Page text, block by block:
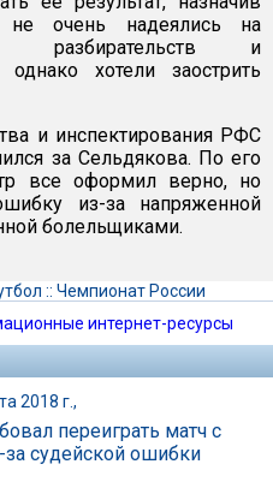
не очень надеялись на
разбирательств и
однако хотели заострить
и инспектирования РФС
за Сельдякова. По его
все оформил верно, но
из-за напряженной
болельщиками.
:: Чемпионат России
интернет-ресурсы
2018 г.,
переиграть матч с
судейской ошибки